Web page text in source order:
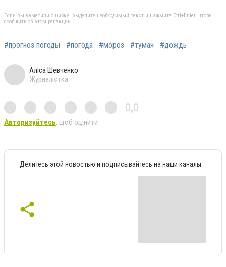
Если вы заметили ошибку, выделите необходимый текст и нажмите Ctrl+Enter, чтобы
сообщить об этом редакции
#прогноз погоды #погода #мороз #туман #дождь
Аліса Шевченко
Журналістка
0,0
Авторизуйтесь, щоб оцінити
Делитесь этой новостью и подписывайтесь на наши каналы